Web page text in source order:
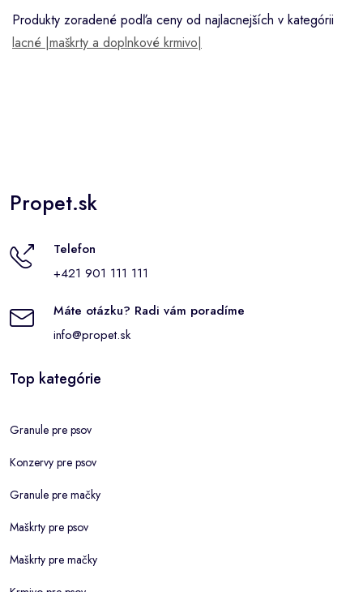
Produkty zoradené podľa ceny od najlacnejších v kategórii
lacné |maškrty a doplnkové krmivo|
Propet.sk
Telefon
+421 901 111 111
Máte otázku? Radi vám poradíme
info@propet.sk
Top kategórie
Granule pre psov
Konzervy pre psov
Granule pre mačky
Maškrty pre psov
Maškrty pre mačky